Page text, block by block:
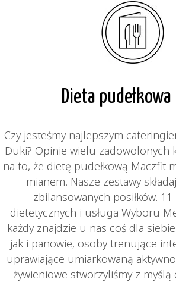
Dieta
Czy jesteśmy najlepszym
Duki? Opinie wielu zadowolonych
na to, że dietę pudełkową Maczfit
mianem. Nasze zestawy
zbilansowanych posiłków.
dietetycznych i usługa Wyboru
każdy znajdzie u nas coś dla
jak i panowie, osoby trenujące
uprawiające umiarkowaną
żywieniowe stworzyliśmy z